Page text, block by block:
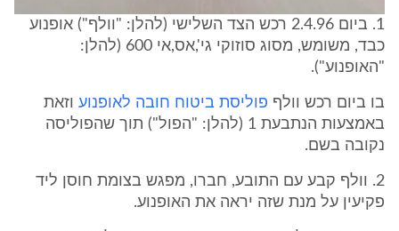
1. ביום 2.4.96 רכש הצד השלישי (להלן: "וולף") אופנוע
כבד, משומש, מסוג סוזוקי גי',אס,אי 600 (להלן:
"האופנוע").
בו ביום רכש וולף פוליסת ביטוח חובה לאופנוע וזאת
באמצעות הנתבעת 1 (להלן: "הפול") תוך שהפוליסה
נקובה בשם.
2. וולף קבע עם התובע, חברו, מפגש בצומת חוסן ליד
פקיעין על מנת שזה יראה את האופנוע.